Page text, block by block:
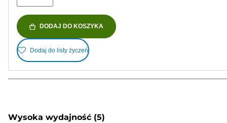
DODAJ DO KOSZYKA
Dodaj do listy życzeń
Wysoka wydajność (5)